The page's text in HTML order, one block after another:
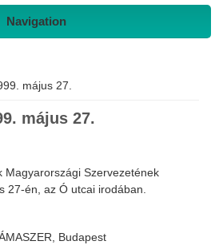
Navigation
május 27.
május 27.
Magyarországi Szervezetének
27-én, az Ó utcai irodában.
Budapest